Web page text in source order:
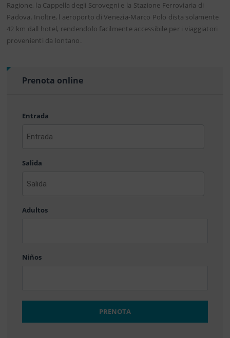
Ragione, la Cappella degli Scrovegni e la Stazione Ferroviaria di
Padova. Inoltre, l aeroporto di Venezia-Marco Polo dista solamente
42 km dall hotel, rendendolo facilmente accessibile per i viaggiatori
provenienti da lontano.
Prenota online
Entrada
MM
Salida
MM
Adultos
Niños
PRENOTA